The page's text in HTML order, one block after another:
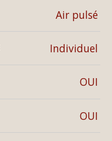
Air pulsé
Individuel
OUI
OUI